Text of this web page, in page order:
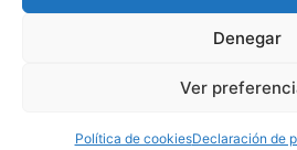
Denegar
Ver
Política de cookiesDeclaración de
Deja un comentario
© 2026 TRIBUBONSÁI•